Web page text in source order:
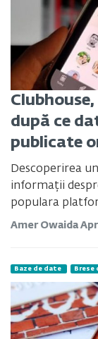
după ce
publicate
Descoperirea
informații
populara
Amer Owaida
Baze de date Brese